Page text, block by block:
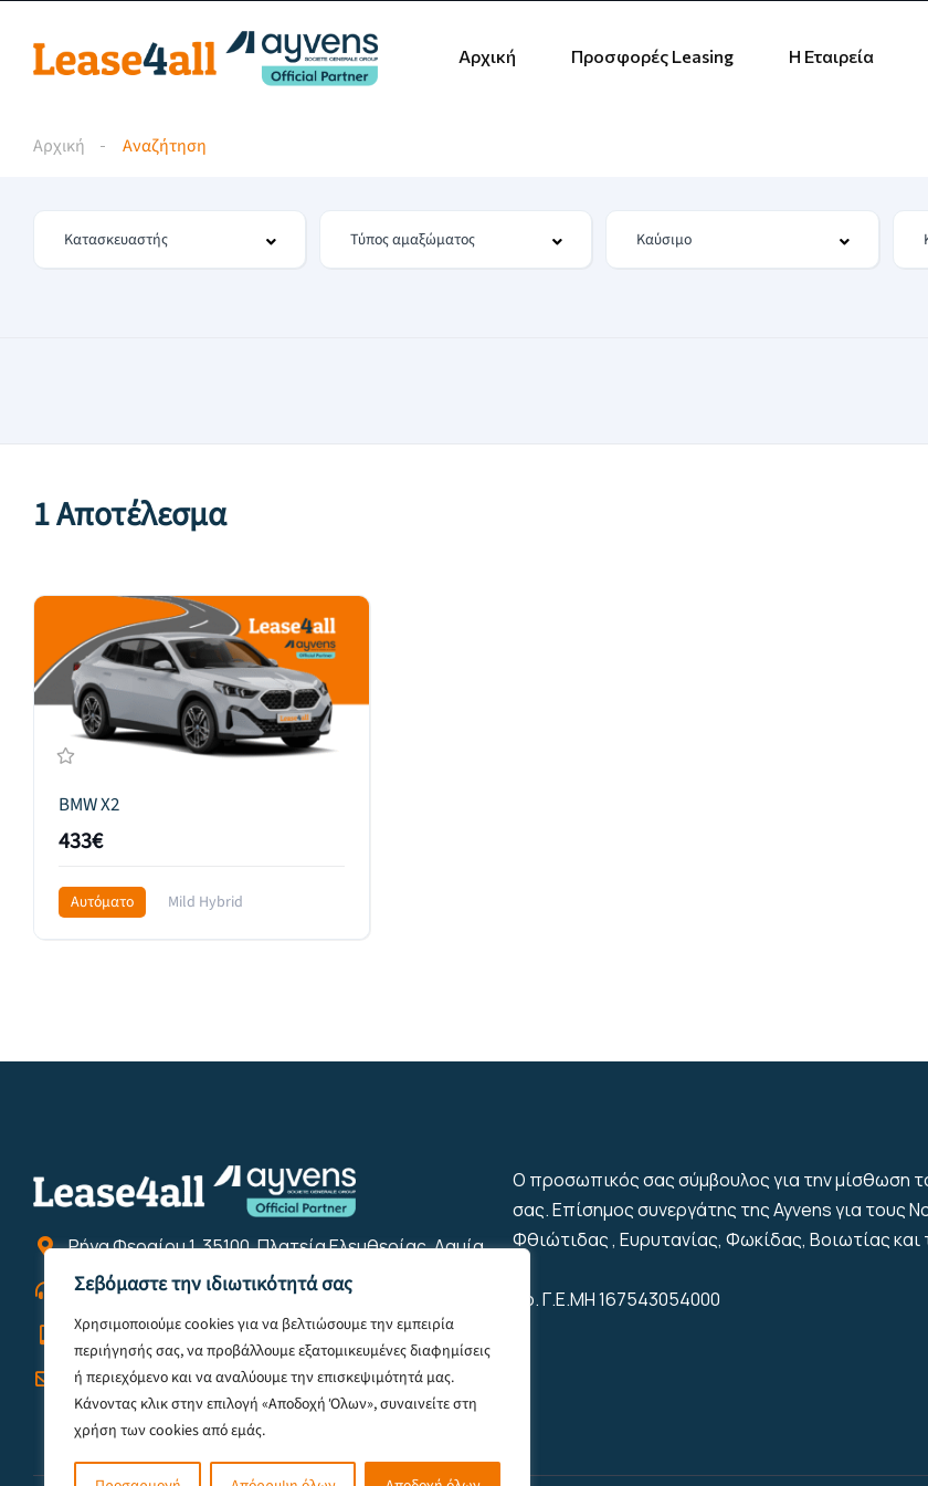
Σεβόμαστε την ιδιωτικότητά σας
Χρησιμοποιούμε cookies για να βελτιώσουμε την εμπειρία
περιήγησής σας, να προβάλλουμε εξατομικευμένες διαφημίσεις
ή περιεχόμενο και να αναλύουμε την επισκεψιμότητά μας.
Κάνοντας κλικ στην επιλογή «Αποδοχή Όλων», συναινείτε στη
χρήση των cookies από εμάς.
Αρχική Προσφορές Leasing Η Εταιρεία
Αρχική Αναζήτηση
1 Αποτέλεσμα
BMW X2
433€
Αυτόματο
Mild Hybrid
Ρήγα Φεραίου 1, 35100, Πλατεία Ελευθερίας, Λαμία
2231022422
6944121855
info@lease4all.gr
Ο προσωπικός σας σύμβουλος για την μίσθωση
σας. Επίσημος συνεργάτης της Ayvens για τους
Φθιώτιδας , Ευρυτανίας, Φωκίδας, Βοιωτίας και
Αρ. Γ.Ε.ΜΗ 167543054000